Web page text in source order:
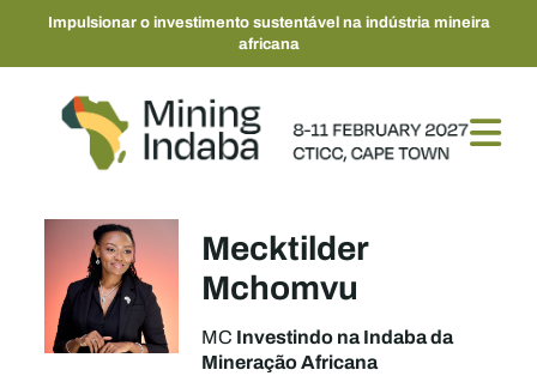
Impulsionar o investimento sustentável na indústria mineira
africana
Mecktilder
Mchomvu
MC Investindo na Indaba da
Mineração Africana